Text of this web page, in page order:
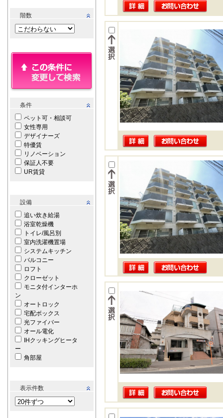
階数
条件
ペット可・相談可
女性専用
デザイナーズ
特優賃
リノベーション
保証人不要
UR賃貸
設備
追い炊き給湯
浴室乾燥機
トイレ/風呂別
室内洗濯機置場
システムキッチン
バルコニー
ロフト
クローゼット
モニタ付インターホ
ン
オートロック
宅配ボックス
光ファイバー
オール電化
IHクッキングヒータ
ー
角部屋
表示件数